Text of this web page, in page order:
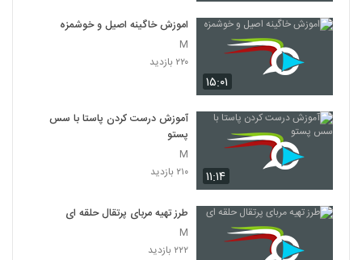
۱۵:۰۱
اموزش خاگینه اصیل و خوشمزه
M
۲۲۰ بازدید
۱۱:۱۴
آموزش درست کردن پاستا با سس
پستو
M
۲۱۰ بازدید
طرز تهیه مربای پرتقال حلقه ای
M
۲۲۲ بازدید